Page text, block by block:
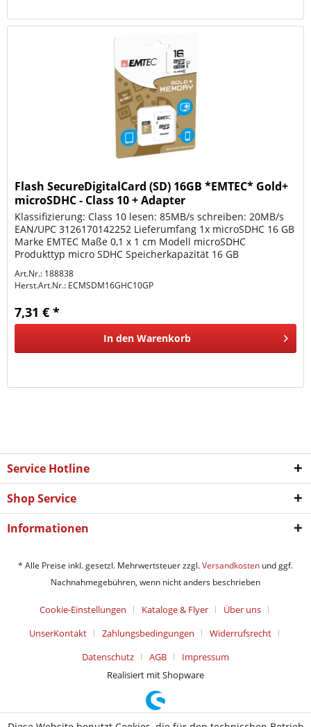
Flash SecureDigitalCard (SD) 16GB *EMTEC* Gold+
microSDHC - Class 10 + Adapter
Klassifizierung: Class 10 lesen: 85MB/s schreiben: 20MB/s
EAN/UPC 3126170142252 Lieferumfang 1x microSDHC 16 GB
Marke EMTEC Maße 0,1 x 1 cm Modell microSDHC
Produkttyp micro SDHC Speicherkapazität 16 GB
Art.Nr.: 188838
Herst.Art.Nr.: ECMSDM16GHC10GP
7,31 € *
In den Warenkorb
Service Hotline
Shop Service
Informationen
* Alle Preise inkl. gesetzl. Mehrwertsteuer zzgl.Versandkosten und ggf.
Nachnahmegebühren, wenn nicht anders beschrieben
Cookie-Einstellungen Kataloge & Flyer
Über uns
UnserKontakt
Zahlungsbedingungen
Widerrufsrecht
Datenschutz
AGB
Impressum
Realisiert mit Shopware